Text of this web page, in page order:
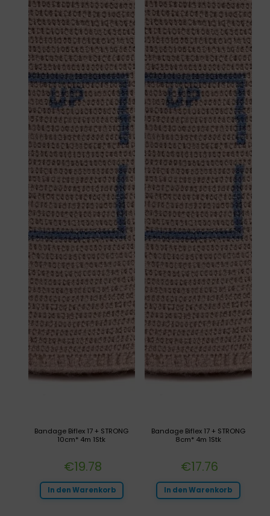
Bandage Biflex 17 + STRONG
8cm* 4m 1Stk
€17.76
In den Warenkorb
Bandage Biflex 17 + STRONG
10cm* 4m 1Stk
€19.78
In den Warenkorb